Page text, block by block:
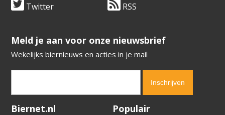
Twitter RSS
​​​​​​​Meld je aan voor onze nieuwsbrief
Wekelijks biernieuws en acties in je mail
Verification code:
Biernet.nl Populair